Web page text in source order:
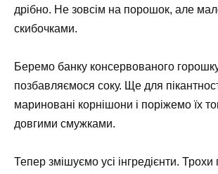
дрібно. Не зовсім на порошок, але
скибочками.
Беремо банку консервованого
позбавляємося соку. Ще для
мариновані корнішони і поріжемо їх
довгими смужками.
Тепер змішуємо усі інгредієнти. Трохи